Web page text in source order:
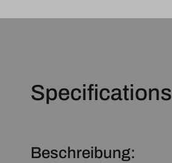
Specifications
Beschreibung: